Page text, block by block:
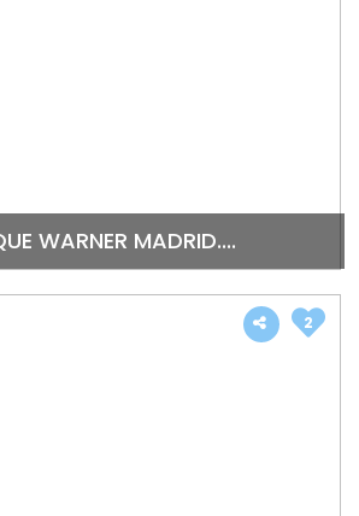
WARNER MADRID....
2